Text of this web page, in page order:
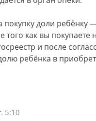
покупку доли
того как вы
и после
ребёнка в
5:10